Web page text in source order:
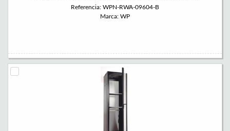
Referencia: WPN-RWA-09604-B
Marca: WP